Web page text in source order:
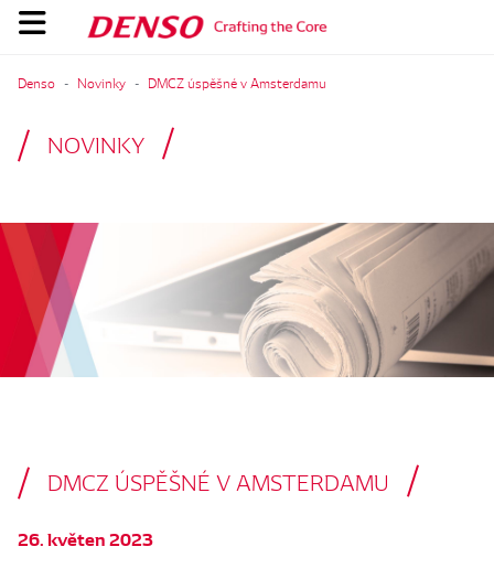
Denso Novinky DMCZ úspěšné v Amsterdamu
NOVINKY
DMCZ ÚSPĚŠNÉ V AMSTERDAMU
26. květen 2023